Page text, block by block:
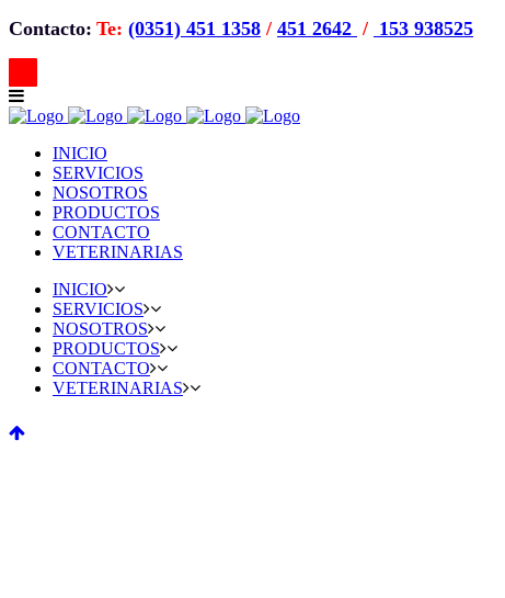
Contacto: Te: (0351) 451 1358 / 451 2642 / 153 938525
INICIO
SERVICIOS
NOSOTROS
PRODUCTOS
CONTACTO
VETERINARIAS
INICIO
SERVICIOS
NOSOTROS
PRODUCTOS
CONTACTO
VETERINARIAS